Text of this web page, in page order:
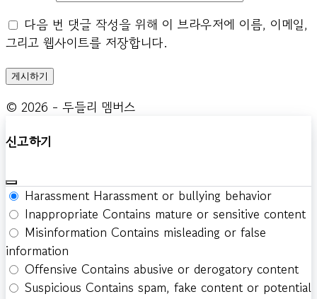
다음 번 댓글 작성을 위해 이 브라우저에 이름, 이메일,
그리고 웹사이트를 저장합니다.
© 2026 - 두들리 멤버스
신고하기
Harassment Harassment or bullying behavior
Inappropriate Contains mature or sensitive content
Misinformation Contains misleading or false
information
Offensive Contains abusive or derogatory content
Suspicious Contains spam, fake content or potential